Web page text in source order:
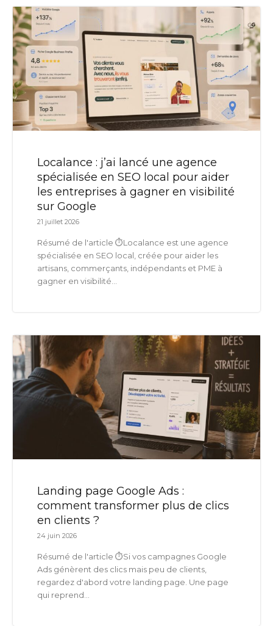
Localance : j’ai lancé une agence
spécialisée en SEO local pour aider
les entreprises à gagner en visibilité
sur Google
21 juillet 2026
Résumé de l'article ⏱️Localance est une agence
spécialisée en SEO local, créée pour aider les
artisans, commerçants, indépendants et PME à
gagner en visibilité...
Landing page Google Ads :
comment transformer plus de clics
en clients ?
24 juin 2026
Résumé de l'article ⏱️Si vos campagnes Google
Ads génèrent des clics mais peu de clients,
regardez d'abord votre landing page. Une page
qui reprend...